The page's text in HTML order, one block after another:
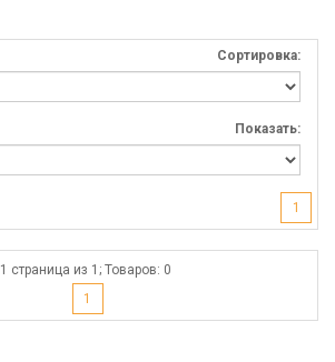
Сортировка:
Показать:
1
1 страница из 1; Товаров: 0
1